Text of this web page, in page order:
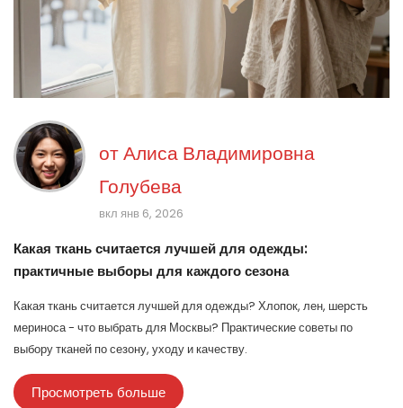
отАлиса Владимировна
Голубева
вкл янв 6, 2026
Какая ткань считается лучшей для одежды:
практичные выборы для каждого сезона
Какая ткань считается лучшей для одежды? Хлопок, лен, шерсть
мериноса - что выбрать для Москвы? Практические советы по
выбору тканей по сезону, уходу и качеству.
Просмотреть больше